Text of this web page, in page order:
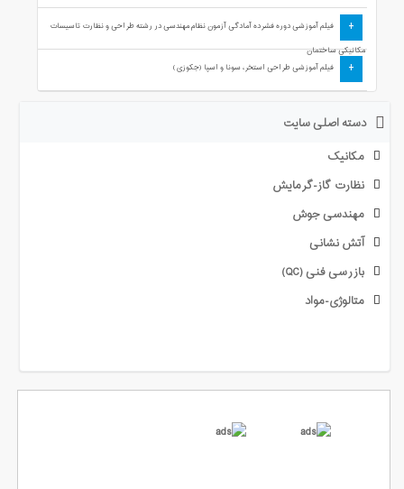
+
فیلم آموزشی دوره فشرده آمادگی آزمون نظام مهندسی در رشته طراحی و نظارت تاسیسات
مکانیکی ساختمان
+ فیلم آموزشی طراحی استخر، سونا و اسپا (جکوزی)
دسته اصلی سایت
مکانیک
نظارت گاز-گرمایش
مهندسی جوش
آتش نشانی
بازرسی فنی (QC)
متالوژی-مواد